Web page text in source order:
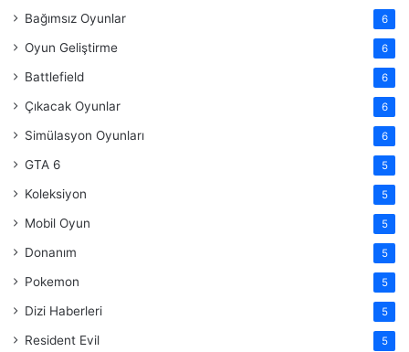
Bağımsız Oyunlar 6
Oyun Geliştirme 6
Battlefield 6
Çıkacak Oyunlar 6
Simülasyon Oyunları 6
GTA 6 5
Koleksiyon 5
Mobil Oyun 5
Donanım 5
Pokemon 5
Dizi Haberleri 5
Resident Evil 5